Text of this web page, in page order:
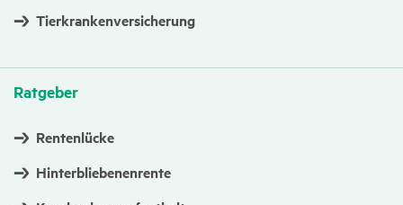
Tierkrankenversicherung
Ratgeber
Rentenlücke
Hinterbliebenenrente